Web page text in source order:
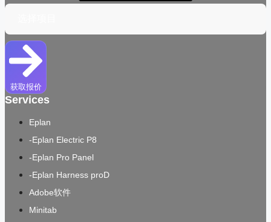
获取报价
Services
Eplan
-Eplan Electric P8
-Eplan Pro Panel
-Eplan Harness proD
Adobe软件
Minitab